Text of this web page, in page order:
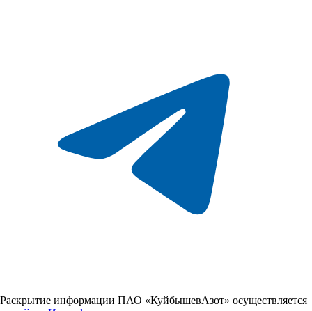
Раскрытие информации ПАО «КуйбышевАзот» осуществляется